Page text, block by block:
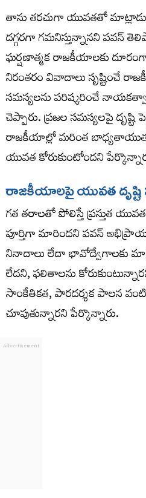
తాను తరచుగా యువతతో
దగ్గరగా గమనిస్తున్నానని పవన్
ఘర్షణాత్మక రాజకీయాలకు
నిరంతరం వివాదాలు సృష్టించే
సమస్యలను పరిష్కరించే
చెప్పారు. ప్రజల సమస్యలపై
రాజకీయాల్లో మరింత
యువత కోరుకుంటోందని
రాజకీయాలపై యువత
గత తరాలతో పోలిస్తే ప్రస్తుత
పూర్తిగా మారిందని పవన్
నినాదాలు లేదా భావోద్వేగాలకు
లేదని, ఫలితాలను
సాంకేతికత, పారదర్శక పాలన వంటి
చూపుతున్నారని పేర్కొన్నారు.